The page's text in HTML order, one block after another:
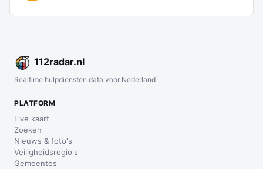
112radar.nl
Realtime hulpdiensten data voor Nederland
PLATFORM
Live kaart
Zoeken
Nieuws & foto's
Veiligheidsregio's
Gemeentes